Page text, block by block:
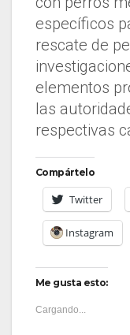
específicos
rescate de
elementos
las
respectivas
Compártelo
Twitter
Instagram
Me gusta esto:
Cargando...